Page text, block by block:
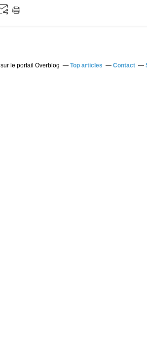
sur le portail Overblog Top articles Contact